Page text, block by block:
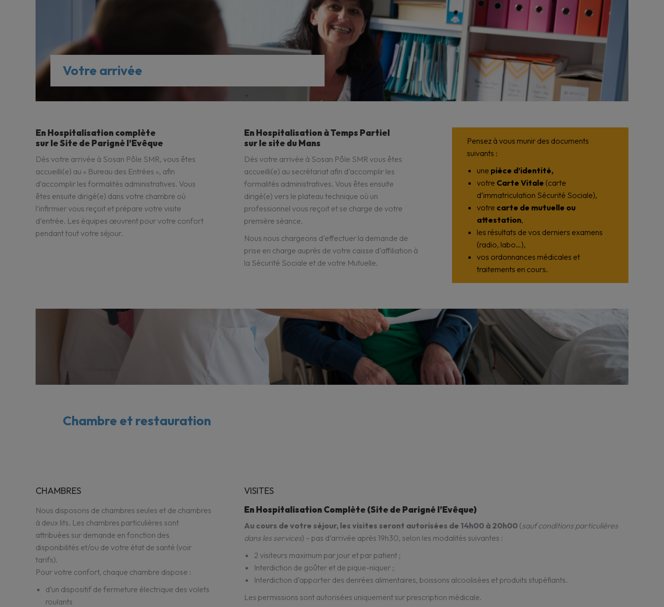
Votre arrivée
En Hospitalisation complète
sur le Site de Parigné l’Evêque
Dès votre arrivée à Sosan Pôle SMR, vous êtes
accueilli(e) au « Bureau des Entrées », afin
d’accomplir les formalités administratives. Vous
êtes ensuite dirigé(e) dans votre chambre où
l’infirmier vous reçoit et prépare votre visite
d’entrée. Les équipes œuvrent pour votre confort
pendant tout votre séjour.
En Hospitalisation à Temps Partiel
sur le site du Mans
Dès votre arrivée à Sosan Pôle SMR vous êtes
accueilli(e) au secrétariat afin d’accomplir les
formalités administratives. Vous êtes ensuite
dirigé(e) vers le plateau technique où un
professionnel vous reçoit et se charge de votre
première séance.
Nous nous chargeons d’effectuer la demande de
prise en charge auprès de votre caisse d’affiliation à
la Sécurité Sociale et de votre Mutuelle.
Pensez à vous munir des documents
suivants :
une pièce d’identité,
votre Carte Vitale (carte
d’immatriculation Sécurité Sociale),
votre carte de mutuelle ou
attestation,
les résultats de vos derniers examens
(radio, labo…),
vos ordonnances médicales et
traitements en cours.
Chambre et restauration
CHAMBRES
Nous disposons de chambres seules et de chambres
à deux lits. Les chambres particulières sont
attribuées sur demande en fonction des
disponibilités et/ou de votre état de santé (voir
tarifs).
Pour votre confort, chaque chambre dispose :
d’un dispositif de fermeture électrique des volets
roulants
VISITES
En Hospitalisation Complète (Site de Parigné l’Evêque)
Au cours de votre séjour, les visites seront autorisées de 14h00 à 20h00(sauf conditions particulières
dans les services) – pas d’arrivée après 19h30, selon les modalités suivantes :
2 visiteurs maximum par jour et par patient ;
Interdiction de goûter et de pique-niquer ;
Interdiction d’apporter des denrées alimentaires, boissons alcoolisées et produits stupéfiants.
Les permissions sont autorisées uniquement sur prescription médicale.